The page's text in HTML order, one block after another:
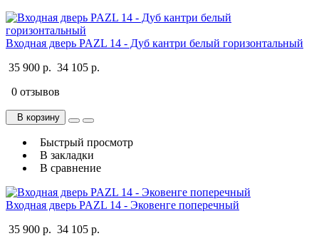
Входная дверь PAZL 14 - Дуб кантри белый горизонтальный
35 900 р. 34 105 р.
0 отзывов
В корзину
Быстрый просмотр
В закладки
В сравнение
Входная дверь PAZL 14 - Эковенге поперечный
35 900 р. 34 105 р.